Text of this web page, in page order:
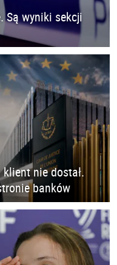
Są wyniki sekcji
nie dostał.
banków